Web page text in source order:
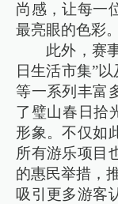
尚感，让每一
最亮眼的色彩。
此外，赛
日生活市集”
等一系列丰富
了璧山春日拾
形象。不仅如
所有游乐项目
的惠民举措，
吸引更多游客